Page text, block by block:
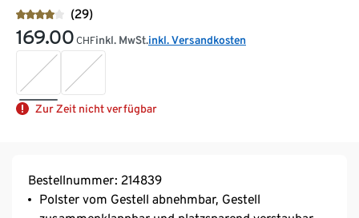
(29)
169.00 CHFinkl. MwSt.inkl. Versandkosten
Zur Zeit nicht verfügbar
Bestellnummer: 214839
Polster vom Gestell abnehmbar, Gestell